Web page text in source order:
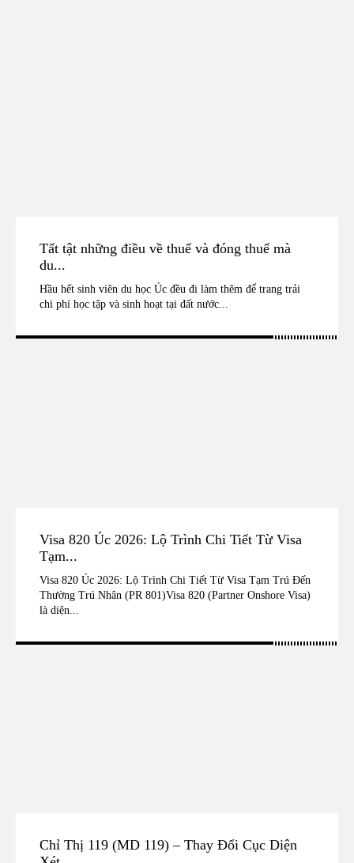
Tất tật những điều về thuế và đóng thuế mà
du...
Hầu hết sinh viên du học Úc đều đi làm thêm để trang trải
chi phí học tập và sinh hoạt tại đất nước...
Visa 820 Úc 2026: Lộ Trình Chi Tiết Từ Visa
Tạm...
Visa 820 Úc 2026: Lộ Trình Chi Tiết Từ Visa Tạm Trú Đến
Thường Trú Nhân (PR 801)Visa 820 (Partner Onshore Visa)
là diện...
Chỉ Thị 119 (MD 119) – Thay Đổi Cục Diện